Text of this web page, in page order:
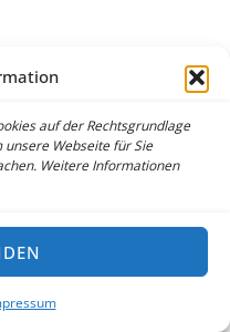
auf der Rechtsgrundlage
unsere Webseite für Sie
Weitere Informationen